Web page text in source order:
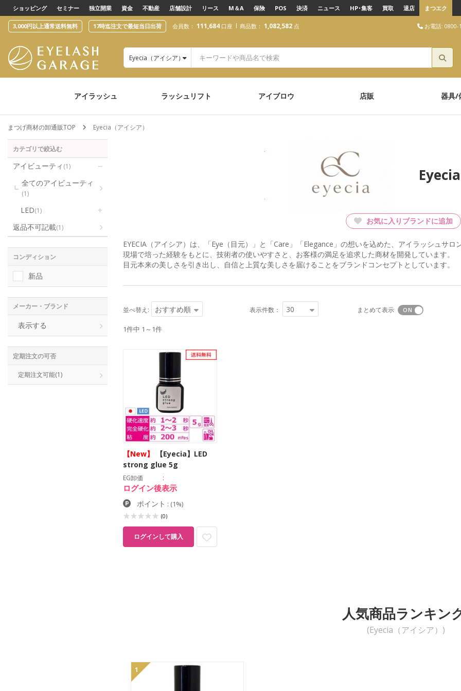
text.skipToContent
text.skipToNavigation
ショッピング セミナー 独立開業 資金 不動産 店舗設計 リース M＆A 保険 POS 決済 ニュース HP･集客 買取 退店 まつエク
3,000円以上通常送料無料 17時迄注文で最短当日出荷 会員数： 111,684 口座 商品数： 1,082,582 点 お電話: 0800-
Eyecia（アイシア）
アイラッシュ ラッシュリフト アイブロウ 店販 器具/
まつげ商材の卸通販TOP Eyecia（アイシア）
カテゴリで絞込む
アイビューティ (1)
全てのアイビューティ
(1)
LED(1)
返品不可記載(1)
コンディション
新品
メーカー・ブランド
表示する
定期注文の可否
定期注文可能(1)
お気に入りブランドに追加
EYECIA（アイシア）は、「Eye（目元）」と「Care」「Elegance」の想いを込めた、アイラッシュサロ
現場で培った経験をもとに、技術者の使いやすさと、お客様の満足を追求した商材を開発しています。
目元本来の美しさを引き出し、自信と上質な美しさを届けることをブランドコンセプトとしています。
並べ替え: おすすめ順 表示件数： 30 まとめて表示
1件中 1～1件
【New】
【Eyecia】LED
strong glue 5g
EG卸価
ログイン後表示
ポイント : (1%)
(0)
ログインして購入
人気商品ランキン
(Eyecia（アイシア）)
1